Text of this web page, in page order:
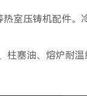
热室压铸机配件。
柱塞油、熔炉耐